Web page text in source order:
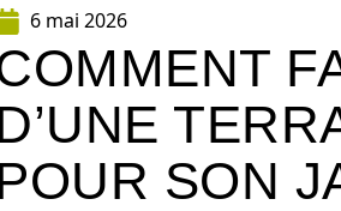
6 mai 2026
SON